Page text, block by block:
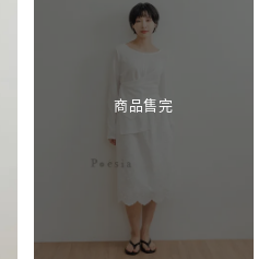
商品售完